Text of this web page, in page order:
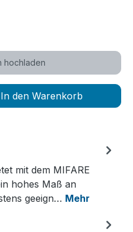
bedruckt
hochladen
den gewünschten
In den Warenkorb
mit dem MIFARE
hohes Maß an
geeign… Mehr